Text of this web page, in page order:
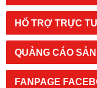
HỔ TRỢ TRỰC
QUẢNG CÁO
FANPAGE